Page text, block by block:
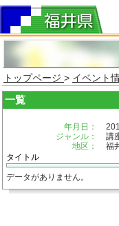
トップページ > イベント
一覧
年月日：
ジャンル：
講
地区：
福
タイトル
データがありません。